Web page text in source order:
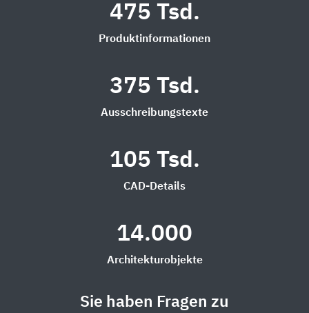
475 Tsd.
Produktinformationen
375 Tsd.
Ausschreibungstexte
105 Tsd.
CAD-Details
14.000
Architekturobjekte
Sie haben Fragen zu